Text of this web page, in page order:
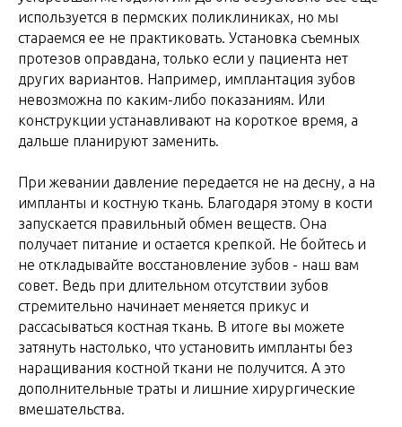
используется в пермских поликлиниках, но мы
стараемся ее не практиковать. Установка съемных
протезов оправдана, только если у пациента нет
других вариантов. Например, имплантация зубов
невозможна по каким-либо показаниям. Или
конструкции устанавливают на короткое время, а
дальше планируют заменить.
При жевании давление передается не на десну, а на
импланты и костную ткань. Благодаря этому в кости
запускается правильный обмен веществ. Она
получает питание и остается крепкой. Не бойтесь и
не откладывайте восстановление зубов - наш вам
совет. Ведь при длительном отсутствии зубов
стремительно начинает меняется прикус и
рассасываться костная ткань. В итоге вы можете
затянуть настолько, что установить импланты без
наращивания костной ткани не получится. А это
дополнительные траты и лишние хирургические
вмешательства.